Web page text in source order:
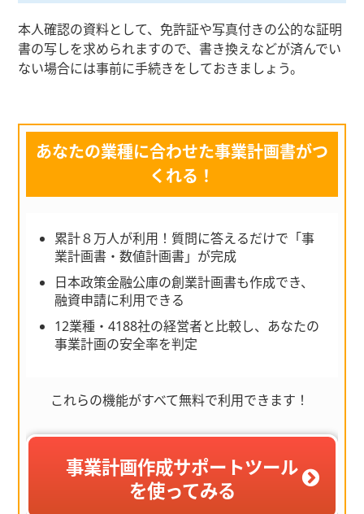
本人確認の資料として、免許証や写真付きの公的な証明
書の写しを求められますので、書き換えなどが済んでい
ない場合には事前に手続きをしておきましょう。
あなたの業種に合わせた事業計画書がつ
くれる！
累計８万人が利用！質問に答えるだけで「事
業計画書・数値計画書」が完成
日本政策金融公庫の創業計画書も作成でき、
融資申請に利用できる
12業種・4188社の経営者と比較し、あなたの
事業計画の安全率を判定
これらの機能がすべて無料で利用できます！
事業計画作成サポートツール
を使ってみる